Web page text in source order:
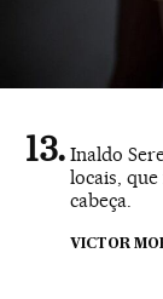
Inaldo
locais,
cabeça.
VICTOR